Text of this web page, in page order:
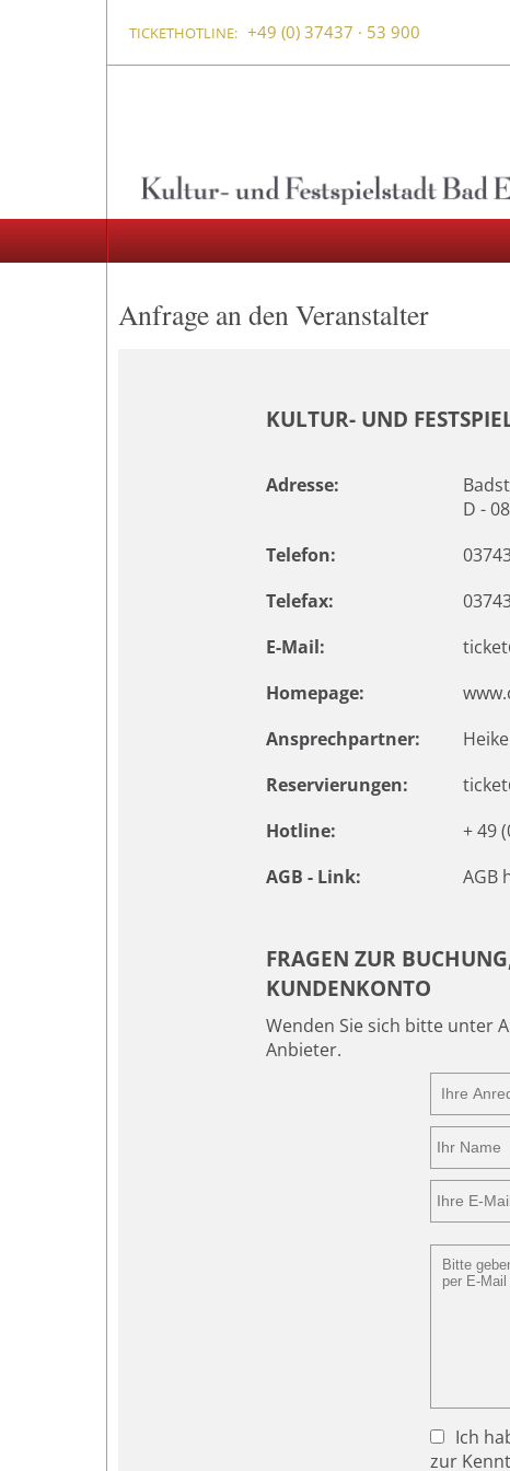
TICKETHOTLINE: +49 (0) 37437 · 53 900
Anfrage an den Veranstalter
KULTUR- UND
Adresse:
D -
Telefon:
Telefax:
E-Mail:
Homepage:
Ansprechpartner:
Reservierungen:
Hotline:
+ 49
AGB - Link:
AGB
FRAGEN ZUR
KUNDENKONTO
Wenden Sie sich bitte unter
Anbieter.
Ich
zur